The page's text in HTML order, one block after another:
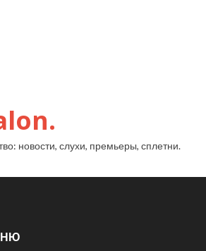
новости, слухи, премьеры, сплетни.